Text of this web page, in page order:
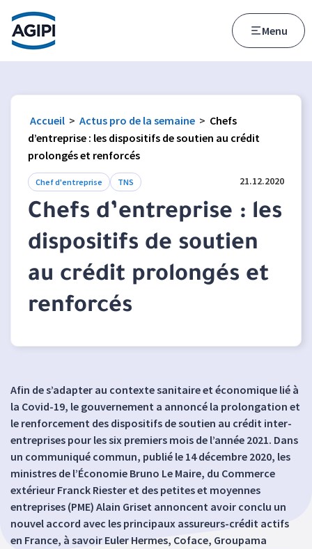
Accès au menu
Accès au contenu principal
Menu
Accueil > Actus pro de la semaine > Chefs
d’entreprise : les dispositifs de soutien au crédit
prolongés et renforcés
Chef d'entreprise TNS 21.12.2020
Chefs d’entreprise : les
dispositifs de soutien
au crédit prolongés et
renforcés
Afin de s’adapter au contexte sanitaire et économique lié à
la Covid-19, le gouvernement a annoncé la prolongation et
le renforcement des dispositifs de soutien au crédit inter-
entreprises pour les six premiers mois de l’année 2021. Dans
un communiqué commun, publié le 14 décembre 2020, les
ministres de l’Économie Bruno Le Maire, du Commerce
extérieur Franck Riester et des petites et moyennes
entreprises (PME) Alain Griset annoncent avoir conclu un
nouvel accord avec les principaux assureurs-crédit actifs
en France, à savoir Euler Hermes, Coface, Groupama